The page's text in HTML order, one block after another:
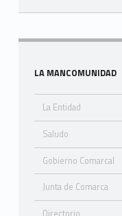
Sidebar
LA MANCOMUNIDAD
La Entidad
Saludo
Gobierno Comarcal
Junta de Comarca